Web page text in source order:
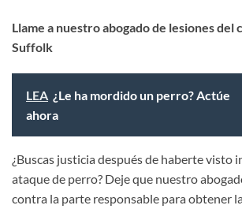
Llame a nuestro abogado de lesiones del
Suffolk
LEA ¿Le ha mordido un perro? Actúe
ahora
¿Buscas justicia después de haberte visto
ataque de perro? Deje que nuestro
contra la parte responsable para obtener